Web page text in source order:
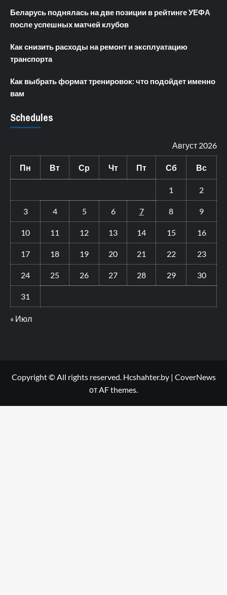
Беларусь поднялась на две позиции в рейтинге УЕФА
после успешных матчей клубов
Как снизить расходы на ремонт и эксплуатацию
транспорта
Как выбрать формат тренировок: что подойдет именно
вам
Schedules
Август 2026
Пн Вт Ср Чт Пт Сб Вс
1 2
3 4 5 6 7 8 9
10 11 12 13 14 15 16
17 18 19 20 21 22 23
24 25 26 27 28 29 30
31
« Июл
Copyright © All rights reserved. Hcshahter.by | CoverNews
от AF themes.